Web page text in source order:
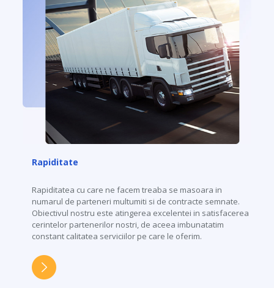
Rapiditate
Rapiditatea cu care ne facem treaba se masoara in
numarul de parteneri multumiti si de contracte semnate.
Obiectivul nostru este atingerea excelentei in satisfacerea
cerintelor partenerilor nostri, de aceea imbunatatim
constant calitatea serviciilor pe care le oferim.